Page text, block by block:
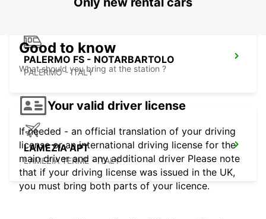
PALERMO FS - NOTARBARTOLO
PALERMO - ITALY
LAMEZIA APT
LAMEZIA TERME - ITALY
Good to know
What should you bring at the station ?
Your valid driver license
If needed - an official translation of your driving
license or an international driving license for the
main driver and any additional driver Please note
that if your driving license was issued in the UK,
you must bring both parts of your licence.